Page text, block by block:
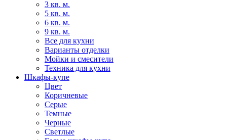
3 кв. м.
5 кв. м.
6 кв. м.
9 кв. м.
Все для кухни
Варианты отделки
Мойки и смесители
Техника для кухни
Шкафы-купе
Цвет
Коричневые
Серые
Темные
Черные
Светлые